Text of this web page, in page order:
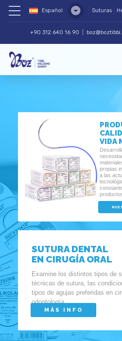
Español Suturas
+90 312 640 16 90
VIDA
propias
a las
Examine los distintos tipos de
técnicas de sutura, las
tipos de agujas preferidas en
odontología.
SUTURA DENTAL
EN CIRUGÍA ORAL
MÁS INFO